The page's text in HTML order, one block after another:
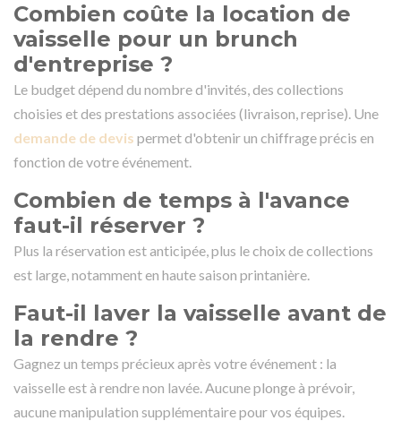
Combien coûte la location de
vaisselle pour un brunch
d'entreprise ?
Le budget dépend du nombre d'invités, des collections
choisies et des prestations associées (livraison, reprise). Une
demande de devis permet d'obtenir un chiffrage précis en
fonction de votre événement.
Combien de temps à l'avance
faut-il réserver ?
Plus la réservation est anticipée, plus le choix de collections
est large, notamment en haute saison printanière.
Faut-il laver la vaisselle avant de
la rendre ?
Gagnez un temps précieux après votre événement : la
vaisselle est à rendre non lavée. Aucune plonge à prévoir,
aucune manipulation supplémentaire pour vos équipes.